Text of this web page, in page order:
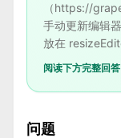
（https://
手动更新编辑
放在
阅读下方完整回
问题